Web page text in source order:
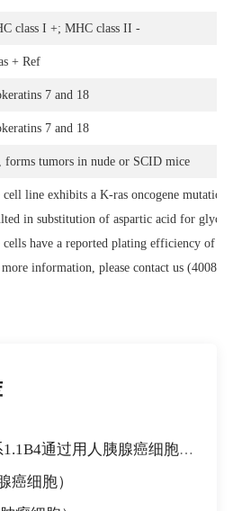
class I +; MHC class II -
+ Ref
7 and 18
7 and 18
forms tumors in nude or SCID mice
cell line exhibits a K-ras oncogene
in substitution of aspartic acid for
cells have a reported plating efficiency of
information, please contact us (4008-
细胞系PANC-1电融合人胰岛的原代培养物而形成。）
癌细胞）